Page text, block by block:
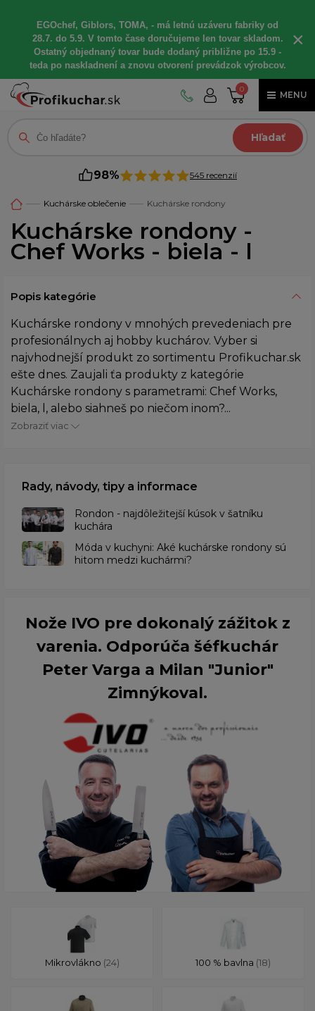
EGOchef, Giblors, TOMA, - má letnú uzáveru fabriky od
28.7. do 5.9. V tomto čase doručujeme len tovar skladom.
Ostatný objednaný tovar bude dodaný približne po 15.9 -
teda po naskladnení a znovu otvorení prevádzok výrobcov.
×
0
MENU
Hľadať
98% 545 recenzií
Kuchárske oblečenie Kuchárske rondony
Kuchárske rondony -
Chef Works - biela - l
Popis kategórie
Kuchárske rondony v mnohých prevedeniach pre
profesionálnych aj hobby kuchárov. Vyber si
najvhodnejší produkt zo sortimentu Profikuchar.sk
ešte dnes. Zaujali ťa produkty z kategórie
Kuchárske rondony s parametrami: Chef Works,
biela, l, alebo siahneš po niečom inom?...
Zobraziť viac
Rady, návody, tipy a informace
Rondon - najdôležitejší kúsok v šatníku
kuchára
​Móda v kuchyni: Aké kuchárske rondony sú
hitom medzi kuchármi?
Nože IVO pre dokonalý zážitok z
varenia. Odporúča šéfkuchár
Peter Varga a Milan "Junior"
Zimnýkoval.
Mikrovlákno (24) 100 % bavlna (18)